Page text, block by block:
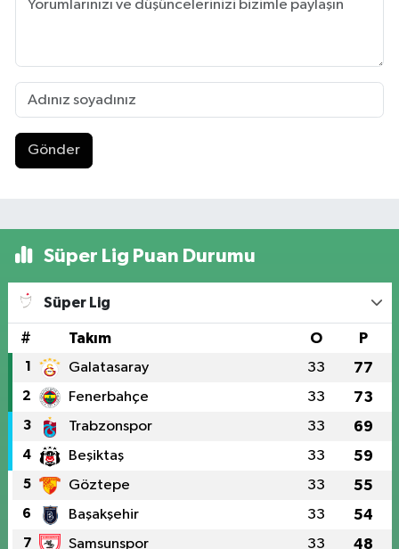
Gönder
Süper Lig Puan Durumu
Süper Lig
# Takım O P
1 Galatasaray 33 77
2 Fenerbahçe 33 73
3 Trabzonspor 33 69
4 Beşiktaş 33 59
5 Göztepe 33 55
6 Başakşehir 33 54
7 Samsunspor 33 48